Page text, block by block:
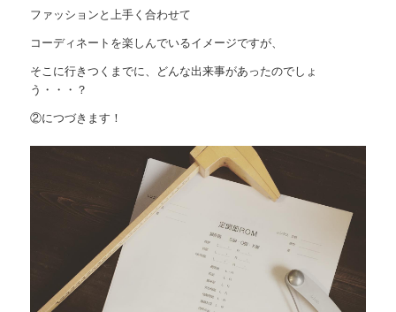
ファッションと上手く合わせて
コーディネートを楽しんでいるイメージですが、
そこに行きつくまでに、どんな出来事があったのでしょ
う・・・？
②につづきます！